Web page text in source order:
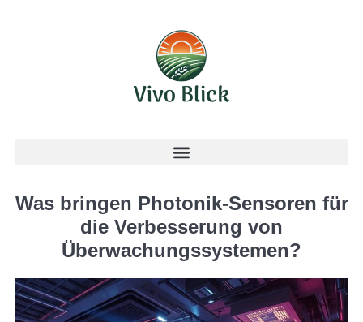
Was bringen Photonik-Sensoren für
die Verbesserung von
Überwachungssystemen?